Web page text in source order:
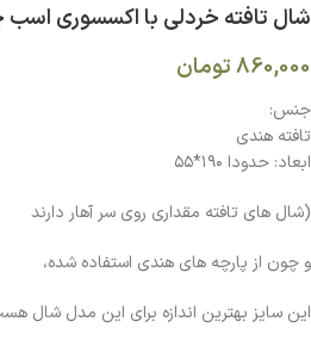
شال تافته خردلی با اکسسوری
860,000تومان
جنس:
تافته هندی
ابعاد: حدودا ۱۹۰*۵۵
(شال های تافته مقداری روی سر آهار دارند
و چون از پارچه های هندی استفاده شده،
این سایز بهترین اندازه برای این مدل شال